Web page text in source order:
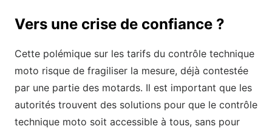
Vers une crise de confiance ?
Cette polémique sur les tarifs du contrôle technique
moto risque de fragiliser la mesure, déjà contestée
par une partie des motards. Il est important que les
autorités trouvent des solutions pour que le contrôle
technique moto soit accessible à tous, sans pour